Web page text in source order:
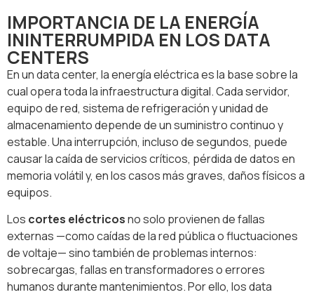
IMPORTANCIA DE LA ENERGÍA
ININTERRUMPIDA EN LOS DATA
CENTERS
En un data center, la energía eléctrica es la base sobre la
cual opera toda la infraestructura digital. Cada servidor,
equipo de red, sistema de refrigeración y unidad de
almacenamiento depende de un suministro continuo y
estable. Una interrupción, incluso de segundos, puede
causar la caída de servicios críticos, pérdida de datos en
memoria volátil y, en los casos más graves, daños físicos a
equipos.
Los cortes eléctricosno solo provienen de fallas
externas —como caídas de la red pública o fluctuaciones
de voltaje— sino también de problemas internos:
sobrecargas, fallas en transformadores o errores
humanos durante mantenimientos. Por ello, los data